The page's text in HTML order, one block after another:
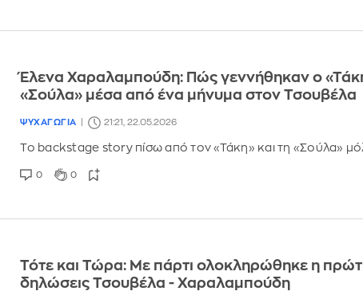
Έλενα Χαραλαμπούδη: Πώς γεννήθηκαν ο
«Σούλα» μέσα από ένα μήνυμα στον Τσουβέλα
ΨΥΧΑΓΩΓΙΑ 21:21, 22.05.2026
Το backstage story πίσω από τον «Τάκη» και τη «Σούλα»
0 0
Τότε και Τώρα: Με πάρτι ολοκληρώθηκε η
δηλώσεις Τσουβέλα - Χαραλαμπούδη